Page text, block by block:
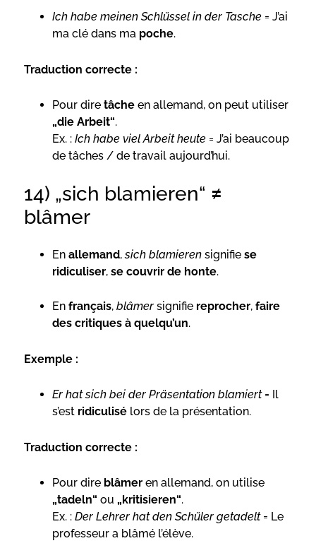
Ich habe meinen Schlüssel in der Tasche = J’ai
ma clé dans ma poche.
Traduction correcte :
Pour dire tâche en allemand, on peut utiliser
„die Arbeit“.
Ex. : Ich habe viel Arbeit heute = J’ai beaucoup
de tâches / de travail aujourd’hui.
14) „sich blamieren“ ≠
blâmer
En allemand,sich blamieren signifie se
ridiculiser, se couvrir de honte.
En français, blâmer signifie reprocher, faire
des critiques à quelqu’un.
Exemple :
Er hat sich bei der Präsentation blamiert= Il
s’est ridiculisé lors de la présentation.
Traduction correcte :
Pour dire blâmer en allemand, on utilise
„tadeln“ ou „kritisieren“.
Ex. : Der Lehrer hat den Schüler getadelt= Le
professeur a blâmé l’élève.